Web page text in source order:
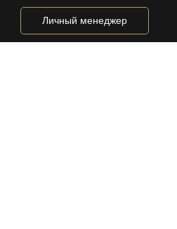
Личный менеджер